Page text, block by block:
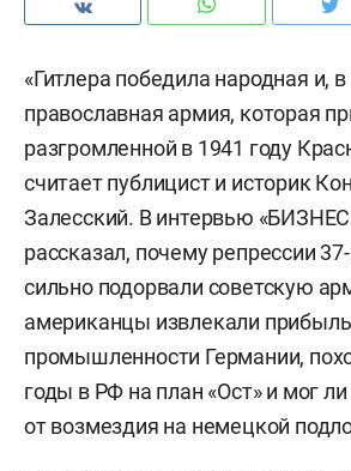
«Гитлера победила народная и,
православная армия, которая
разгромленной в 1941 году
считает публицист и историк
Залесский. В интервью «БИЗНЕС
рассказал, почему репрессии
сильно подорвали советскую
американцы извлекали
промышленности Германии,
годы в РФ на план «Ост» и мог
от возмездия на немецкой